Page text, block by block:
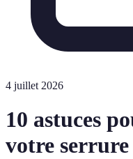
4 juillet 2026
10 astuces
votre